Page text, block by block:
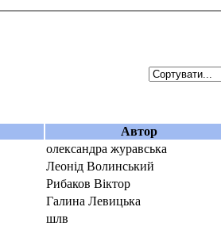
Автор
олександра журавська
Леонід Волинський
Рибаков Віктор
Галина Левицька
шлв